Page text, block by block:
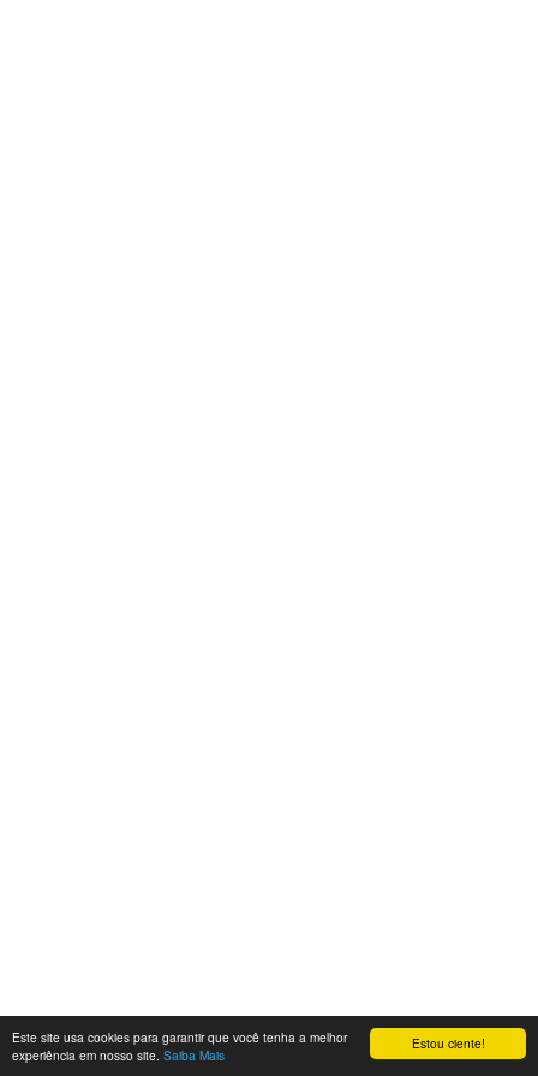
Estou ciente!
Este site usa cookies para garantir que você tenha a melhor
experiência em nosso site. Saiba Mais